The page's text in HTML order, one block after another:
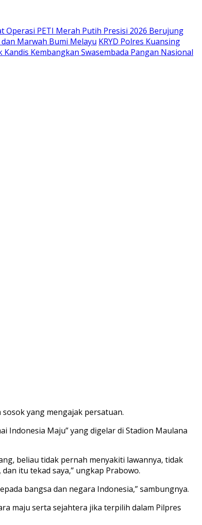
Operasi PETI Merah Putih Presisi 2026 Berujung
Marwah Bumi Melayu KRYD Polres Kuansing
Kembangkan Swasembada Pangan Nasional
yang mengajak persatuan.
Indonesia Maju” yang digelar di Stadion Maulana
beliau tidak pernah menyakiti lawannya, tidak
itu tekad saya,” ungkap Prabowo.
bangsa dan negara Indonesia,” sambungnya.
maju serta sejahtera jika terpilih dalam Pilpres